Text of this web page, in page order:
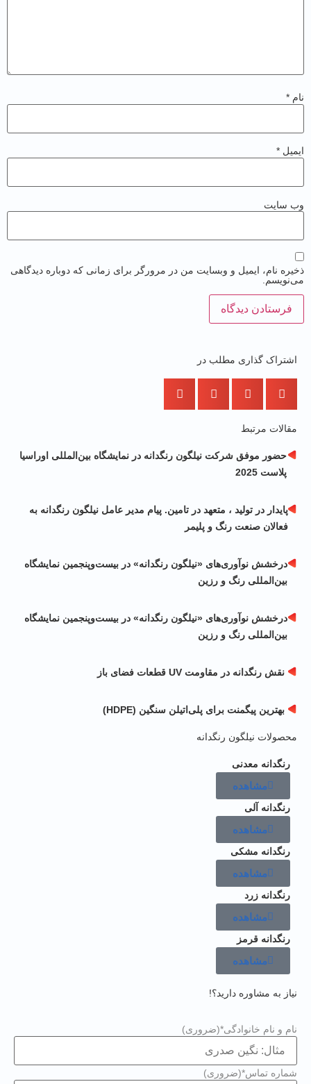
*
سایت
نام، ایمیل و وبسایت من در مرورگر برای زمانی که دوباره دیدگاهی
گذاری مطلب در
مرتبط
حضور موفق شرکت نیلگون رنگدانه در نمایشگاه بین‌المللی اوراسیا
پلاست 2025
پایدار در تولید ، متعهد در تامین. پیام مدیر عامل نیلگون رنگدانه به
فعالان صنعت رنگ و پلیمر
درخشش نوآوری‌های «نیلگون رنگدانه» در بیست‌و‌پنجمین نمایشگاه
بین‌المللی رنگ و رزین
درخشش نوآوری‌های «نیلگون رنگدانه» در بیست‌و‌پنجمین نمایشگاه
بین‌المللی رنگ و رزین
نقش رنگدانه در مقاومت UV قطعات فضای باز
بهترین پیگمنت برای پلی‌اتیلن سنگین (HDPE)
نیلگون رنگدانه
رنگدانه معدنی
مشاهده
رنگدانه آلی
مشاهده
رنگدانه مشکی
مشاهده
رنگدانه زرد
مشاهده
رنگدانه قرمز
مشاهده
به مشاوره دارید؟!
و نام خانوادگی*(ضروری)
تماس*(ضروری)